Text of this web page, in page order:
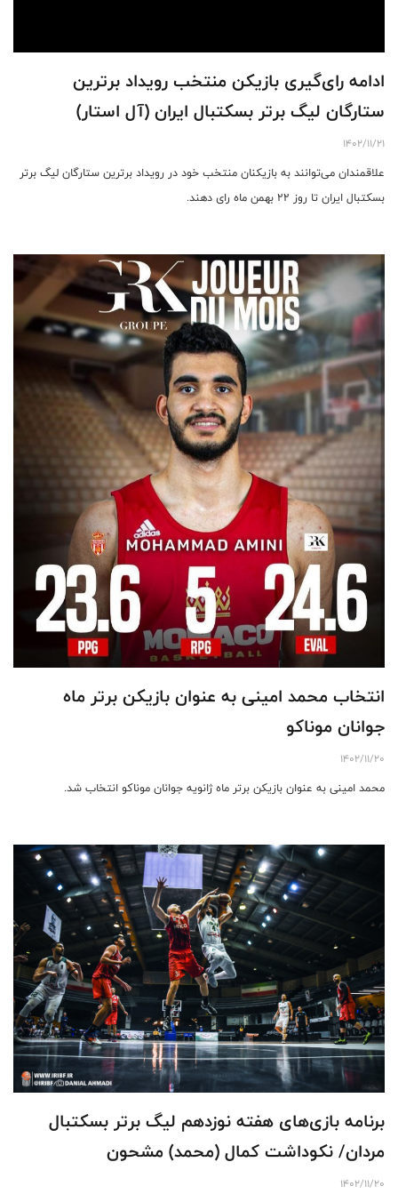
ادامه رای‌گیری بازیکن منتخب رویداد برترین
ستارگان لیگ برتر بسکتبال ایران (آل استار)
1402/11/21
علاقمندان می‌توانند به بازیکنان منتخب خود در رویداد برترین ستارگان لیگ برتر
بسکتبال ایران تا روز ۲۲ بهمن ماه رای دهند.
انتخاب محمد امینی به عنوان بازیکن برتر ماه
جوانان موناکو
1402/11/20
محمد امینی به عنوان بازیکن برتر ماه ژانویه جوانان موناکو انتخاب شد.
برنامه بازی‌های هفته نوزدهم لیگ برتر بسکتبال
مردان/ نکوداشت کمال (محمد) مشحون
1402/11/20